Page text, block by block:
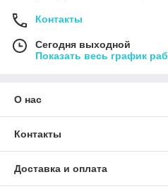
Контакты
Сегодня выходной
Показать весь график
О нас
Контакты
Доставка и оплата